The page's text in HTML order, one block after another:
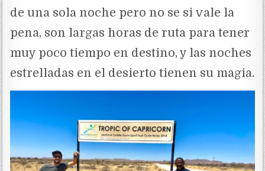
de una sola noche pero no se si vale la
pena, son largas horas de ruta para tener
muy poco tiempo en destino, y las noches
estrelladas en el desierto tienen su magia.